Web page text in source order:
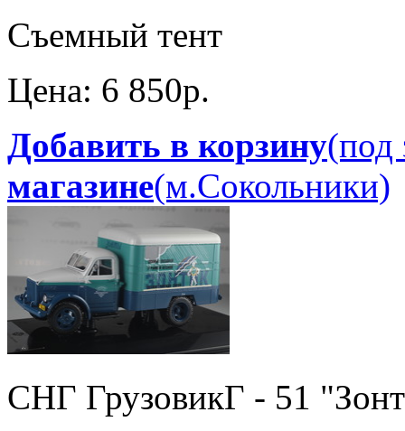
Съемный тент
Цена: 6 850p.
Добавить в корзину(под
магазине(м.Сокольники)
СНГ ГрузовикГ - 51